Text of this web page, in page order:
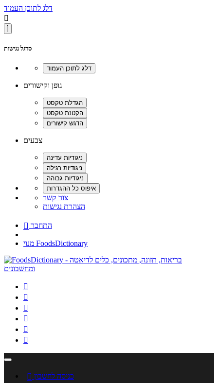
דלג לתוכן העמוד

סרגל נגישות
גופן וקישורים
צבעים
צור קשר
הצהרת נגישות
 התחבר
מנוי FoodsDictionary






 כניסה לחשבון